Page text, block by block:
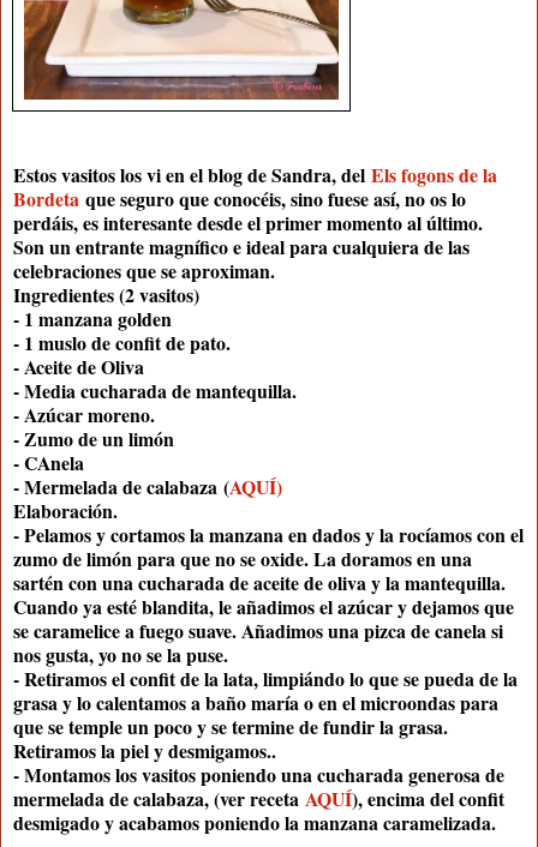
Estos vasitos los vi en el blog de Sandra, del Els fogons de la
Bordeta que seguro que conocéis, sino fuese así, no os lo
perdáis, es interesante desde el primer momento al último.
Son un entrante magnífico e ideal para cualquiera de las
celebraciones que se aproximan.
Ingredientes (2 vasitos)
- 1 manzana golden
- 1 muslo de confit de pato.
- Aceite de Oliva
- Media cucharada de mantequilla.
- Azúcar moreno.
- Zumo de un limón
- CAnela
- Mermelada de calabaza (AQUÍ)
Elaboración.
- Pelamos y cortamos la manzana en dados y la rocíamos con el
zumo de limón para que no se oxide. La doramos en una
sartén con una cucharada de aceite de oliva y la mantequilla.
Cuando ya esté blandita, le añadimos el azúcar y dejamos que
se caramelice a fuego suave. Añadimos una pizca de canela si
nos gusta, yo no se la puse.
- Retiramos el confit de la lata, limpiándo lo que se pueda de la
grasa y lo calentamos a baño maría o en el microondas para
que se temple un poco y se termine de fundir la grasa.
Retiramos la piel y desmigamos..
- Montamos los vasitos poniendo una cucharada generosa de
mermelada de calabaza, (ver receta AQUÍ), encima del confit
desmigado y acabamos poniendo la manzana caramelizada.